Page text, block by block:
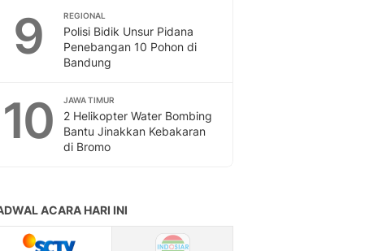
9 REGIONAL
Polisi Bidik Unsur Pidana
Penebangan 10 Pohon di
Bandung
10 JAWA TIMUR
2 Helikopter Water Bombing
Bantu Jinakkan Kebakaran
di Bromo